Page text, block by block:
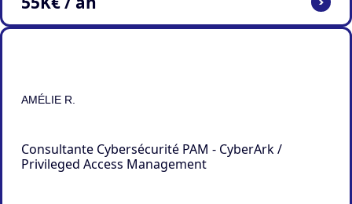
AMÉLIE R.
Consultante Cybersécurité PAM - CyberArk /
Privileged Access Management